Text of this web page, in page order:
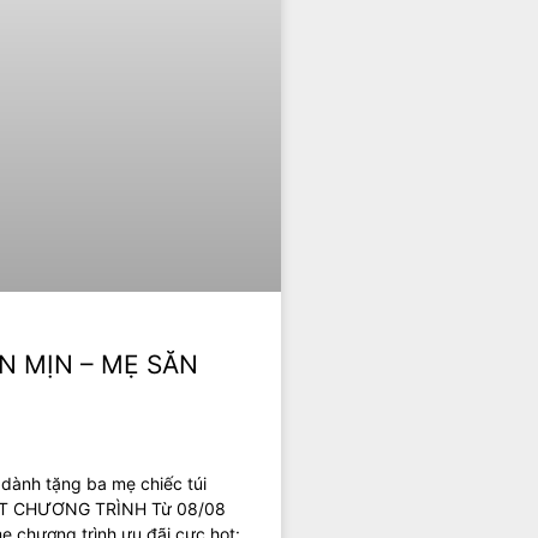
MỊN – MẸ SĂN
tặng ba mẹ chiếc túi
CHƯƠNG TRÌNH Từ 08/08